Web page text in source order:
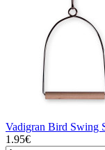
Vadigran Bird Swing
1.95€